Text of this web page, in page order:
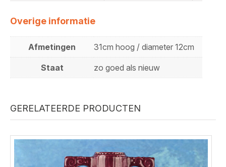
Overige informatie
Afmetingen 31cm hoog / diameter 12cm
Staat zo goed als nieuw
GERELATEERDE PRODUCTEN